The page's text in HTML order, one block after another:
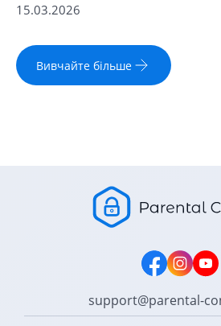
15.03.2026
Вивчайте більше
support@parental-